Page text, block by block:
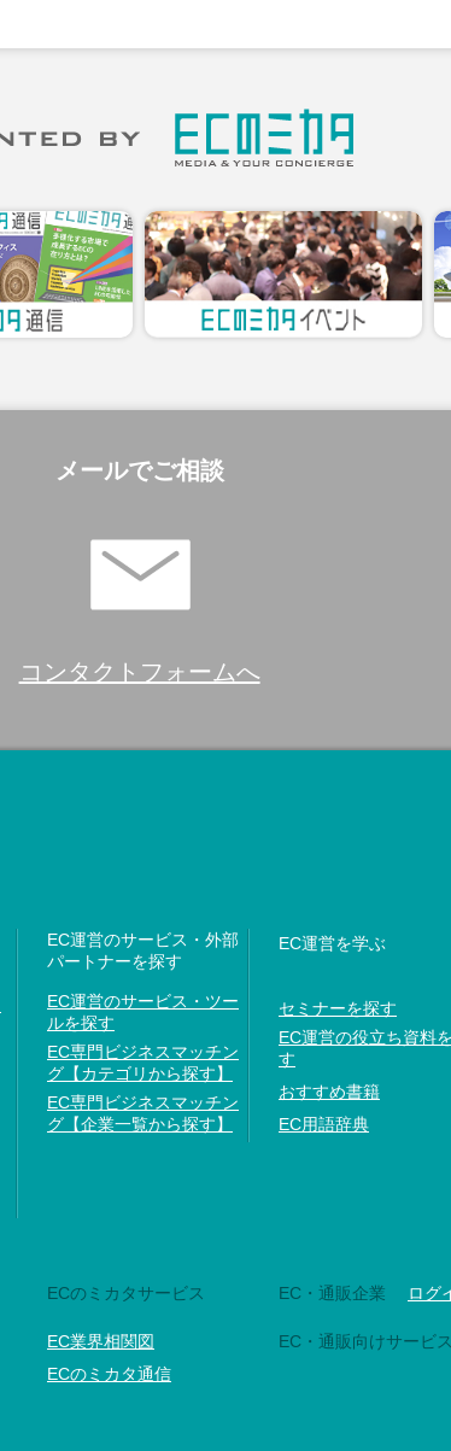
メールでご相談
コンタクトフォームへ
EC運営のサービス・外部
パートナーを探す
EC運営のサービス・ツー
ルを探す
EC専門ビジネスマッチン
グ【カテゴリから探す】
EC専門ビジネスマッチン
グ【企業一覧から探す】
EC運営を学ぶ
セミナーを探す
EC運営の役立ち資料
す
おすすめ書籍
EC用語辞典
ECのミカタサービス
EC業界相関図
ECのミカタ通信
EC・通販企業 ログ
EC・通販向けサービ